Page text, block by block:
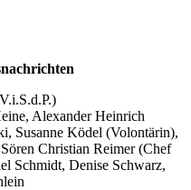
Alexander Heinrich
Susanne Ködel (Volontärin),
Christian Reimer (Chef
Schmidt, Denise Schwarz,